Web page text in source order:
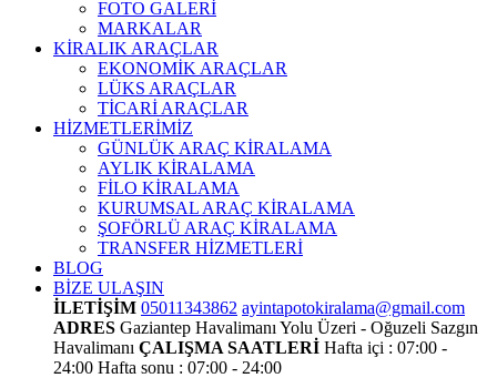
FOTO GALERİ
MARKALAR
KİRALIK ARAÇLAR
EKONOMİK ARAÇLAR
LÜKS ARAÇLAR
TİCARİ ARAÇLAR
HİZMETLERİMİZ
GÜNLÜK ARAÇ KİRALAMA
AYLIK KİRALAMA
FİLO KİRALAMA
KURUMSAL ARAÇ KİRALAMA
ŞOFÖRLÜ ARAÇ KİRALAMA
TRANSFER HİZMETLERİ
BLOG
BİZE ULAŞIN
İLETİŞİM 05011343862 ayintapotokiralama@gmail.com
ADRES Gaziantep Havalimanı Yolu Üzeri - Oğuzeli Sazgın
Havalimanı ÇALIŞMA SAATLERİ Hafta içi : 07:00 -
24:00 Hafta sonu : 07:00 - 24:00